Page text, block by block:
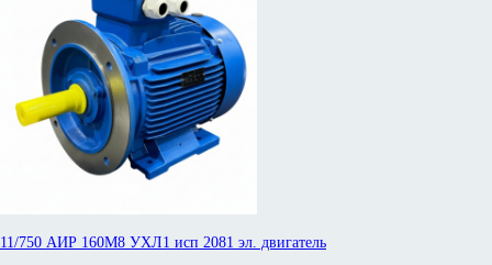
11/750 АИР 160М8 УХЛ1 исп 2081 эл. двигатель